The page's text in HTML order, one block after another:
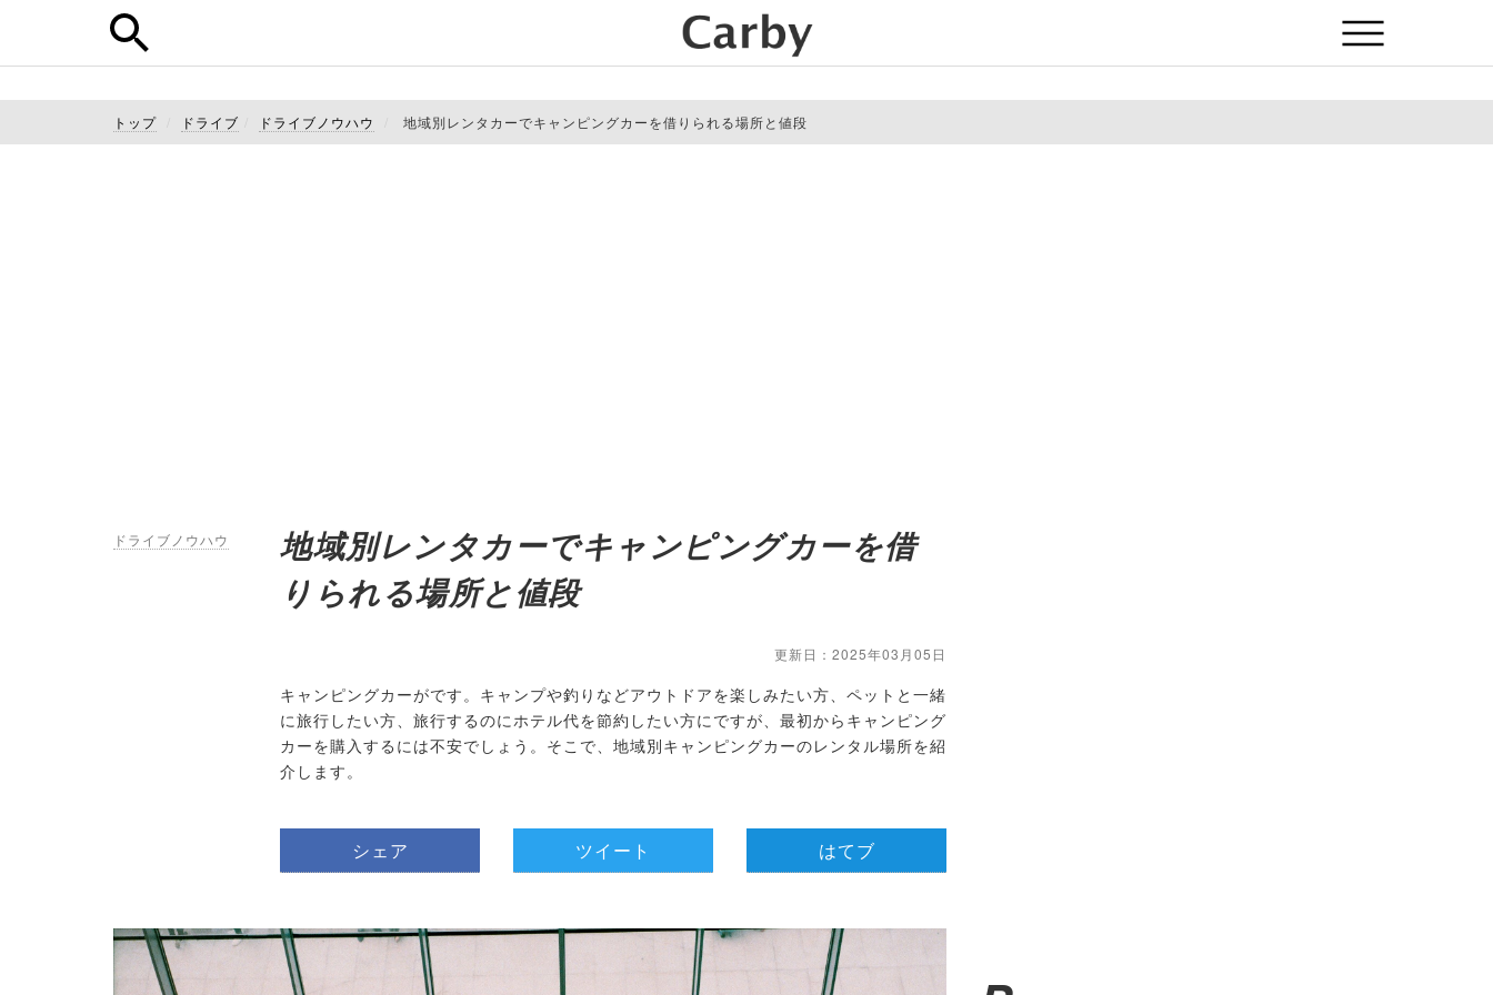
トップ ドライブ ドライブノウハウ 地域別レンタカーでキャンピングカーを借りられる場所と値段
ドライブノウハウ
地域別レンタカーでキャンピングカーを借
りられる場所と値段
更新日：2025年03月05日
キャンピングカーがです。キャンプや釣りなどアウトドアを楽しみたい方、ペットと一緒
に旅行したい方、旅行するのにホテル代を節約したい方にですが、最初からキャンピング
カーを購入するには不安でしょう。そこで、地域別キャンピングカーのレンタル場所を紹
介します。
シェア ツイート はてブ